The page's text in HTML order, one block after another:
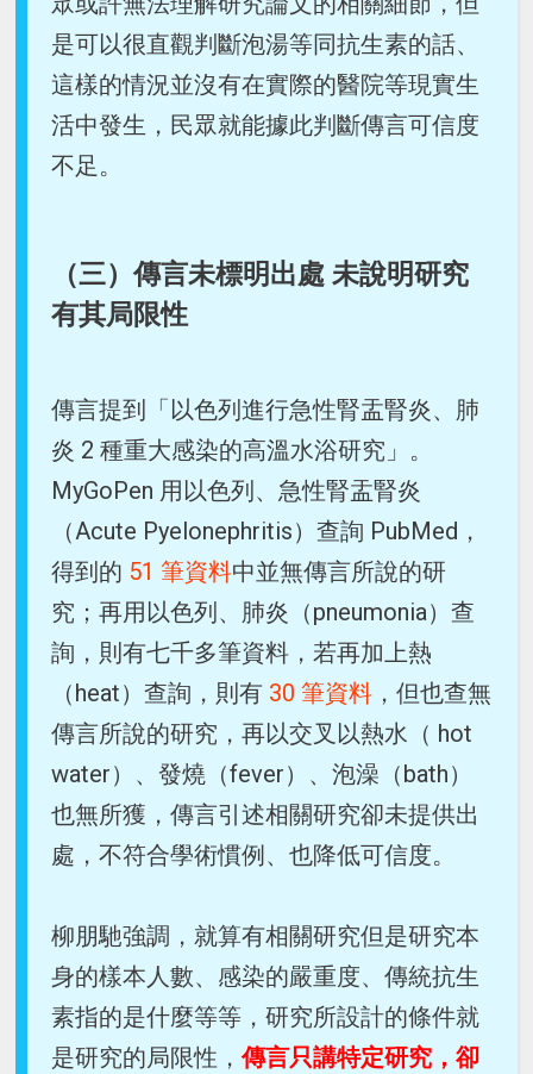
是可以很直觀判斷泡湯等同抗生素的話、
這樣的情況並沒有在實際的醫院等現實生
活中發生，民眾就能據此判斷傳言可信度
不足。
（三）傳言未標明出處 未說明研究
有其局限性
傳言提到「以色列進行急性腎盂腎炎、肺
炎 2 種重大感染的高溫水浴研究」。
MyGoPen 用以色列、急性腎盂腎炎
（Acute Pyelonephritis）查詢 PubMed，
得到的 51 筆資料中並無傳言所說的研
究；再用以色列、肺炎（pneumonia）查
詢，則有七千多筆資料，若再加上熱
（heat）查詢，則有 30 筆資料 ，但也查無
傳言所說的研究，再以交叉以熱水（ hot
water）、發燒（fever）、泡澡（bath）
也無所獲，傳言引述相關研究卻未提供出
處，不符合學術慣例、也降低可信度。
柳朋馳強調，就算有相關研究但是研究本
身的樣本人數、感染的嚴重度、傳統抗生
素指的是什麼等等，研究所設計的條件就
是研究的局限性，傳言只講特定研究，卻